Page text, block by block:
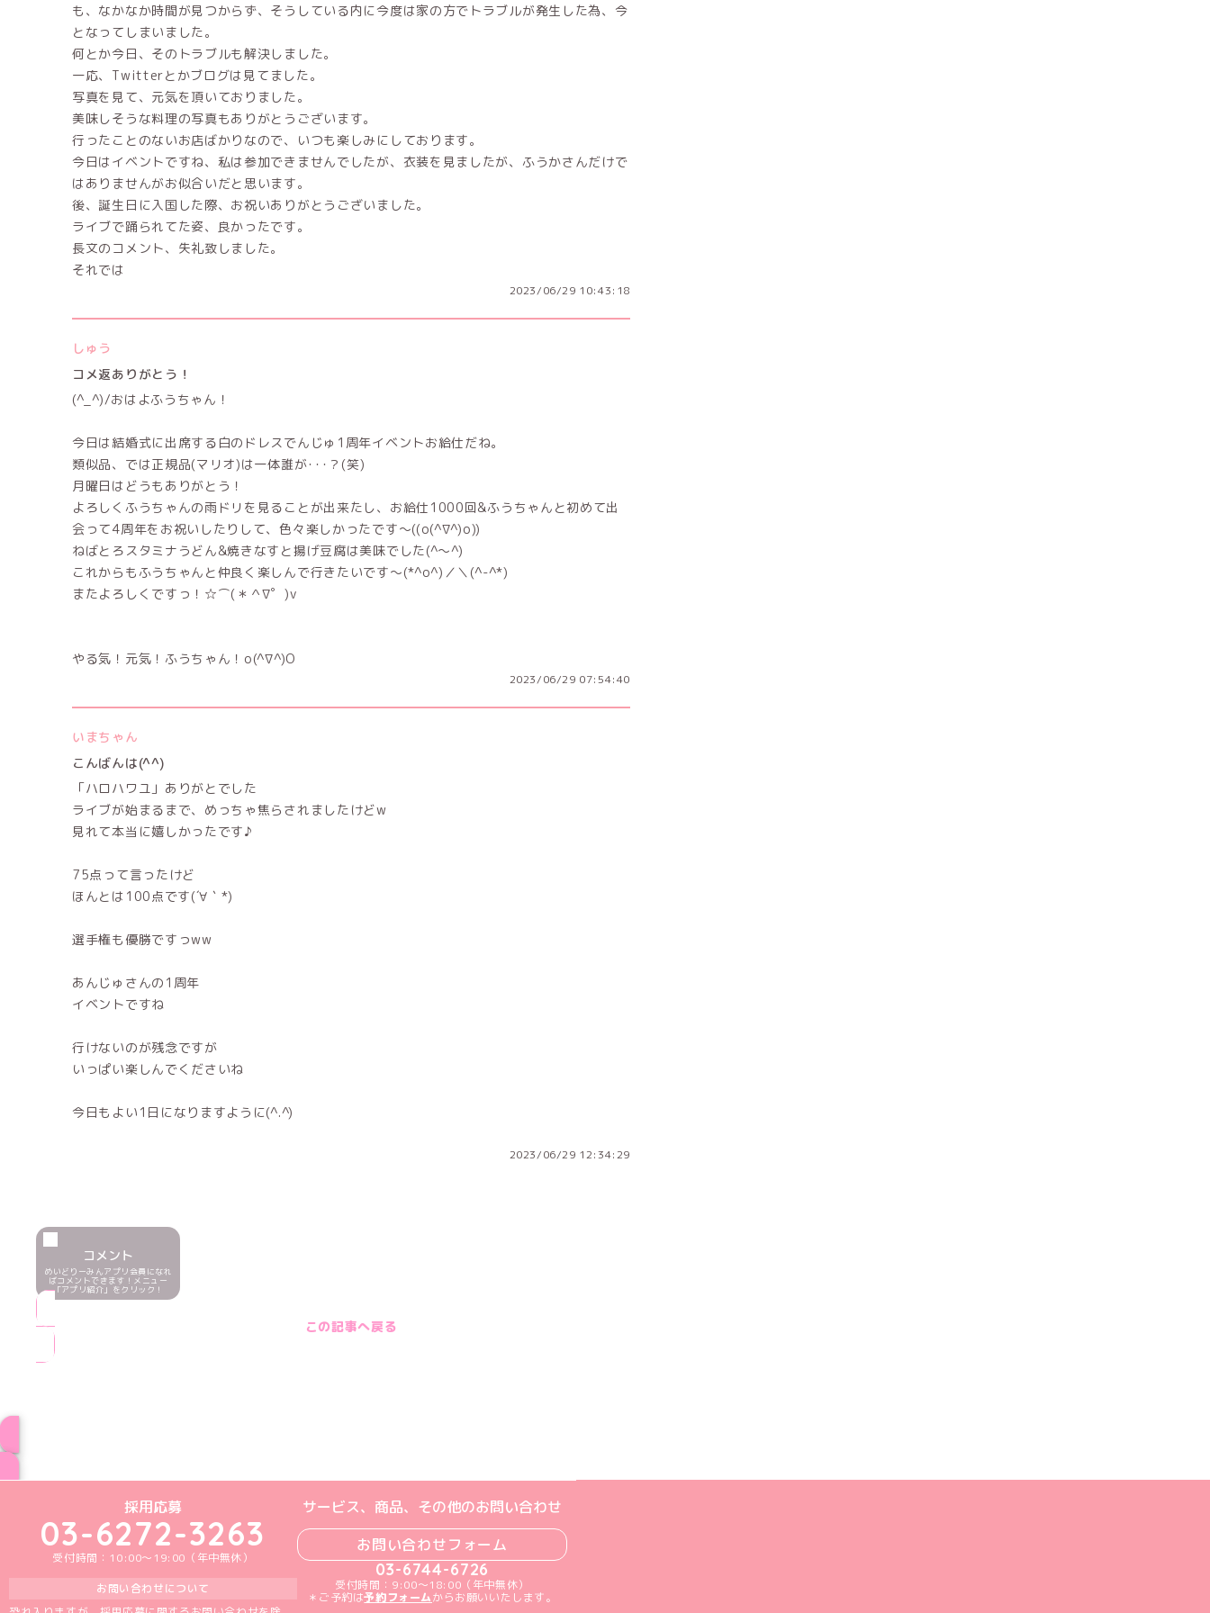
も、なかなか時間が見つからず、そうしている内に今度は家の方でトラブルが発生した為、今
となってしまいました。
何とか今日、そのトラブルも解決しました。
一応、Twitterとかブログは見てました。
写真を見て、元気を頂いておりました。
美味しそうな料理の写真もありがとうございます。
行ったことのないお店ばかりなので、いつも楽しみにしております。
今日はイベントですね、私は参加できませんでしたが、衣装を見ましたが、ふうかさんだけで
はありませんがお似合いだと思います。
後、誕生日に入国した際、お祝いありがとうございました。
ライブで踊られてた姿、良かったです。
長文のコメント、失礼致しました。
それでは
2023/06/29 10:43:18
しゅう
コメ返ありがとう！
(^_^)/おはよふうちゃん！
今日は結婚式に出席する白のドレスでんじゅ1周年イベントお給仕だね。
類似品、では正規品(マリオ)は一体誰が･･･？(笑)
月曜日はどうもありがとう！
よろしくふうちゃんの雨ドリを見ることが出来たし、お給仕1000回&ふうちゃんと初めて出
会って4周年をお祝いしたりして、色々楽しかったです～((o(^∇^)o))
ねばとろスタミナうどん&焼きなすと揚げ豆腐は美味でした(^～^)
これからもふうちゃんと仲良く楽しんで行きたいです～(*^o^)／＼(^-^*)
またよろしくですっ！☆⌒(＊＾∇゜)v
やる気！元気！ふうちゃん！o(^∇^)O
2023/06/29 07:54:40
いまちゃん
こんばんは(^^)
「ハロハワユ」ありがとでした
ライブが始まるまで、めっちゃ焦らされましたけどw
見れて本当に嬉しかったです♪
75点って言ったけど
ほんとは100点です(´∀｀*)
選手権も優勝ですっww
あんじゅさんの1周年
イベントですね
行けないのが残念ですが
いっぱい楽しんでくださいね
今日もよい1日になりますように(^.^)
2023/06/29 12:34:29
コメント
めいどりーみんアプリ会員になれ
ばコメントできます！メニュー
「アプリ紹介」をクリック！
この記事へ戻る
めいどりーみんTikTok公式アカウント
めいどりーみんX公式アカウント
めいどりーみんInstagram公式アカウント
めいどりーみんFacebook公式アカウント
めいどりーみんYouTube公式アカウント
採用応募
03-6272-3263
受付時間：10:00～19:00（年中無休）
お問い合わせについて
サービス、商品、その他のお問い合わせ
お問い合わせフォーム
03-6744-6726
受付時間：9:00～18:00（年中無休）
＊ご予約は予約フォームからお願いいたします。